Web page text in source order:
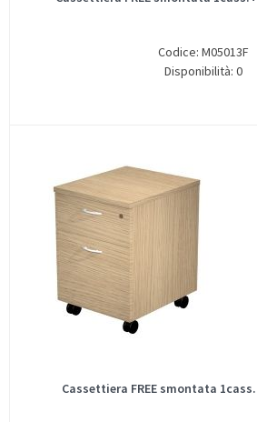
Codice: M05013F
Disponibilità: 0
Cassettiera FREE smontata